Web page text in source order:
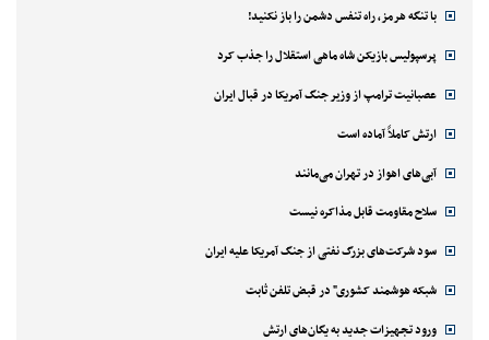
با تنگه هرمز، راه تنفس دشمن را باز نکنید!
پرسپولیس بازیکن شاه ماهی استقلال را جذب کرد
عصبانیت ترامپ از وزیر جنگ آمریکا در قبال ایران
ارتش کاملاً آماده است
آبی‌های اهواز در تهران می‌مانند
سلاح مقاومت قابل مذاکره نیست
سود شرکت‌های بزرگ نفتی از جنگ آمریکا علیه ایران
شبکه هوشمند کشوری" در قبض تلفن ثابت
ورود تجهیزات جدید به یگان‌های ارتش